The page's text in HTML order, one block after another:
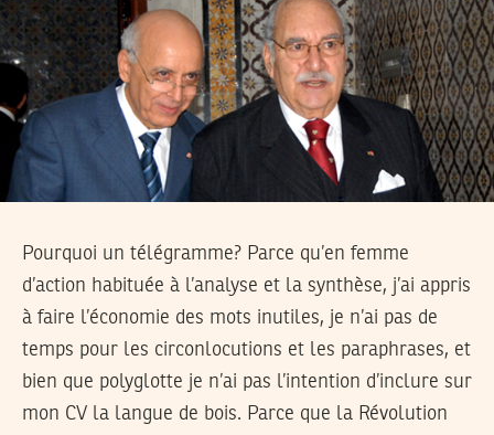
Pourquoi un télégramme? Parce qu’en femme
d’action habituée à l’analyse et la synthèse, j’ai appris
à faire l’économie des mots inutiles, je n’ai pas de
temps pour les circonlocutions et les paraphrases, et
bien que polyglotte je n’ai pas l’intention d’inclure sur
mon CV la langue de bois. Parce que la Révolution